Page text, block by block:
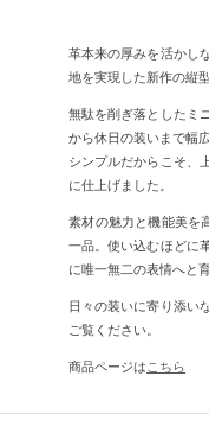
革本来の厚みを活かし
地を実現した新作の縦
無駄を削ぎ落としたミ
から休日の装いまで幅
シンプルだからこそ、
に仕上げました。
素材の魅力と機能美を
一品。使い込むほどに
に唯一無二の表情へと
日々の装いに寄り添い
ご覧ください。
商品ページは こちら